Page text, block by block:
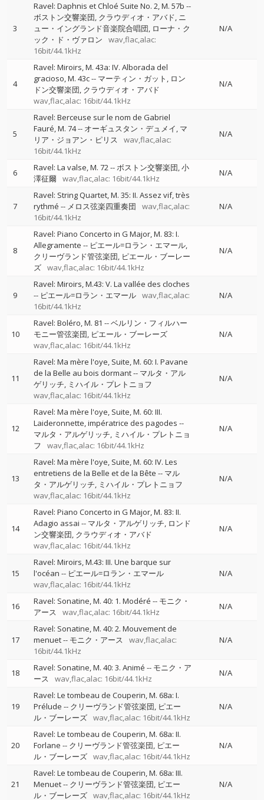
3
Ravel: Daphnis et Chloé Suite No. 2, M. 57b --
ボストン交響楽団 クラウディオ・アバド ニ
ュー・イングランド音楽院合唱団 ローナ・ク
ック・ド・ヴァロン
wav,flac,alac:
16bit/44.1kHz
N/A
4
Ravel: Miroirs, M. 43a: IV. Alborada del
gracioso, M. 43c-- マーティン・ガット
ロン
ドン交響楽団 クラウディオ・アバド
wav,flac,alac: 16bit/44.1kHz
N/A
5
Ravel: Berceuse sur le nom de Gabriel
Fauré, M. 74-- オーギュスタン・デュメイ マ
リア・ジョアン・ピリス
wav,flac,alac:
16bit/44.1kHz
N/A
6 Ravel: La valse, M. 72--ボストン交響楽団 小
澤征爾
wav,flac,alac: 16bit/44.1kHz
N/A
7
Ravel: String Quartet, M. 35: II. Assez vif, très
rythmé -- メロス弦楽四重奏団
wav,flac,alac:
16bit/44.1kHz
N/A
8
Ravel: Piano Concerto in G Major, M. 83: I.
Allegramente -- ピエール=ロラン・エマール
クリーヴランド管弦楽団 ピエール・ブーレー
ズ wav,flac,alac: 16bit/44.1kHz
N/A
9
Ravel: Miroirs, M.43: V. La vallée des cloches
-- ピエール=ロラン・エマール wav,flac,alac:
16bit/44.1kHz
N/A
10
Ravel: Boléro, M. 81 --ベルリン・フィルハー
モニー管弦楽団 ピエール・ブーレーズ
wav,flac,alac: 16bit/44.1kHz
N/A
11
Ravel: Ma mère l'oye, Suite, M. 60: I. Pavane
de la Belle au bois dormant-- マルタ・アル
ゲリッチ ミハイル・プレトニョフ
wav,flac,alac: 16bit/44.1kHz
N/A
12
Ravel: Ma mère l'oye, Suite, M. 60: III.
Laideronnette, impératrice des pagodes --
マルタ・アルゲリッチ ミハイル・プレトニョ
フ
wav,flac,alac: 16bit/44.1kHz
N/A
13
Ravel: Ma mère l'oye, Suite, M. 60: IV. Les
entretiens de la Belle et de la Bête -- マル
タ・アルゲリッチ ミハイル・プレトニョフ
wav,flac,alac: 16bit/44.1kHz
N/A
14
Ravel: Piano Concerto in G Major, M. 83: II.
Adagio assai -- マルタ・アルゲリッチ ロンド
ン交響楽団 クラウディオ・アバド
wav,flac,alac: 16bit/44.1kHz
N/A
15
Ravel: Miroirs, M.43: III. Une barque sur
l'océan -- ピエール=ロラン・エマール
wav,flac,alac: 16bit/44.1kHz
N/A
16 Ravel: Sonatine, M. 40: 1. Modéré -- モニク・
アース
wav,flac,alac: 16bit/44.1kHz
N/A
17
Ravel: Sonatine, M. 40: 2. Mouvement de
menuet-- モニク・アース
wav,flac,alac:
16bit/44.1kHz
N/A
18 Ravel: Sonatine, M. 40: 3. Animé -- モニク・ア
ース
wav,flac,alac: 16bit/44.1kHz
N/A
19
Ravel: Le tombeau de Couperin, M. 68a: I.
Prélude -- クリーヴランド管弦楽団 ピエー
ル・ブーレーズ wav,flac,alac: 16bit/44.1kHz
N/A
20
Ravel: Le tombeau de Couperin, M. 68a: II.
Forlane -- クリーヴランド管弦楽団 ピエー
ル・ブーレーズ wav,flac,alac: 16bit/44.1kHz
N/A
21
Ravel: Le tombeau de Couperin, M. 68a: III.
Menuet-- クリーヴランド管弦楽団 ピエー
ル・ブーレーズ wav,flac,alac: 16bit/44.1kHz
N/A